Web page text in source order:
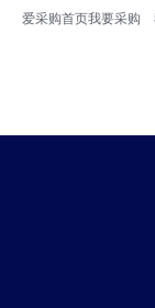
爱采购首页我要采购